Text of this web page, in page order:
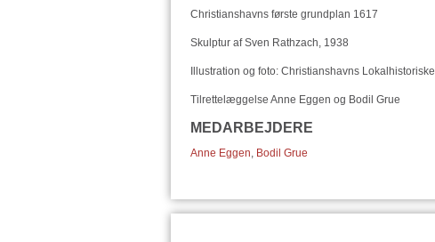
Christianshavns første grundplan 1617
Skulptur af Sven Rathzach, 1938
Illustration og foto: Christianshavns
Tilrettelæggelse Anne Eggen og Bodil Grue
MEDARBEJDERE
Anne Eggen, Bodil Grue